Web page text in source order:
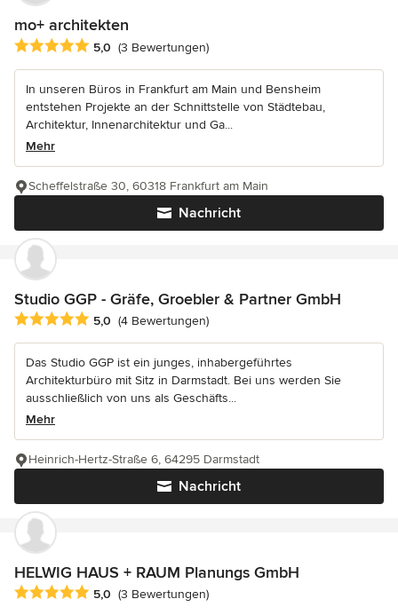
mo+ architekten
Durchschnittliche Bewertung: 5 von 5 Sternen
5,0 (3 Bewertungen)
In unseren Büros in Frankfurt am Main und Bensheim
entstehen Projekte an der Schnittstelle von Städtebau,
Architektur, Innenarchitektur und Ga...
Mehr
Nachricht
Scheffelstraße 30, 60318 Frankfurt am Main
Studio GGP - Gräfe, Groebler & Partner GmbH
Durchschnittliche Bewertung: 5 von 5 Sternen
5,0 (4 Bewertungen)
Das Studio GGP ist ein junges, inhabergeführtes
Architekturbüro mit Sitz in Darmstadt. Bei uns werden Sie
ausschließlich von uns als Geschäfts...
Mehr
Nachricht
Heinrich-Hertz-Straße 6, 64295 Darmstadt
HELWIG HAUS + RAUM Planungs GmbH
Durchschnittliche Bewertung: 5 von 5 Sternen
5,0 (3 Bewertungen)